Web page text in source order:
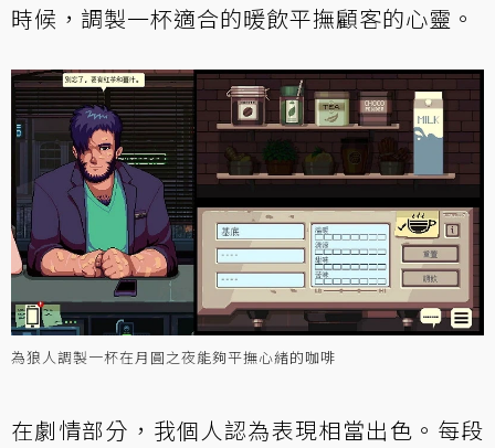
時候，調製一杯適合的暖飲平撫顧客的心靈。
為狼人調製一杯在月圓之夜能夠平撫心緒的咖啡
在劇情部分，我個人認為表現相當出色。每段